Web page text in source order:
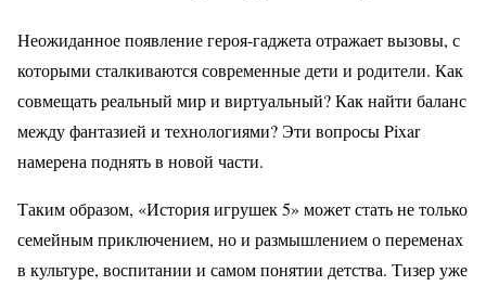
Неожиданное появление героя-гаджета отражает вызовы, с
которыми сталкиваются современные дети и родители. Как
совмещать реальный мир и виртуальный? Как найти баланс
между фантазией и технологиями? Эти вопросы Pixar
намерена поднять в новой части.
Таким образом, «История игрушек 5» может стать не только
семейным приключением, но и размышлением о переменах
в культуре, воспитании и самом понятии детства. Тизер уже